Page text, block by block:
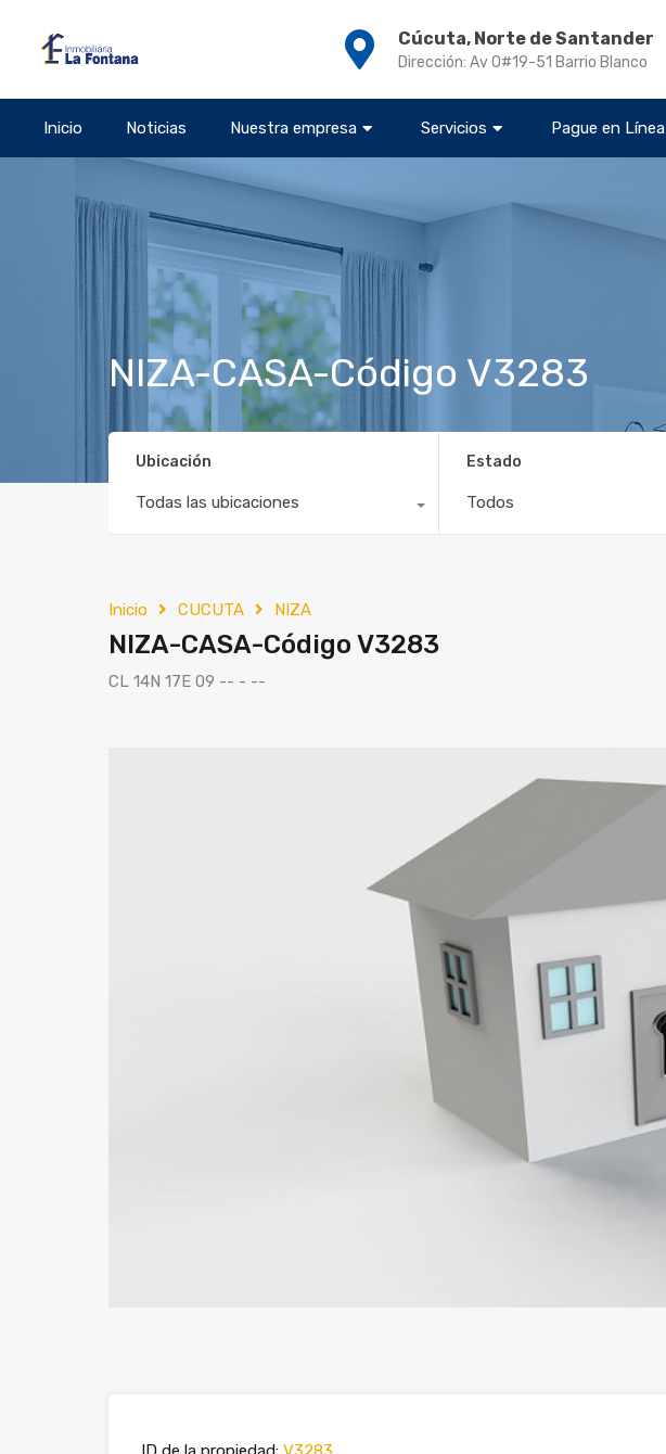
Cúcuta, Norte de Santander
Dirección: Av 0#19-51 Barrio Blanco
Inicio Noticias Nuestra empresa Servicios Pague en Línea
NIZA-CASA-Código V3283
Ubicación
Todas las ubicaciones
Estado
Todos
Inicio CUCUTA NIZA
NIZA-CASA-Código V3283
CL 14N 17E 09 -- - --